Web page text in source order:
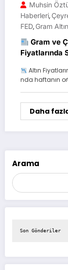
Muhsin
Haberleri,
FED, Gram Altın
Gram ve
Fiyatlarında
Altın
nda haftanın
Daha
Arama
Son Gönderiler